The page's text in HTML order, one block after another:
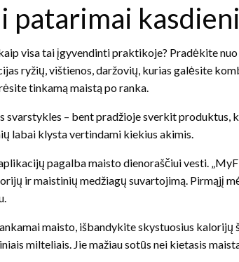
patarimai
visa tai įgyvendinti praktikoje? Pradėkite
ryžių, vištienos, daržovių, kurias galėsite
tinkamą maistą po ranka.
svarstykles – bent pradžioje sverkit produktus,
labai klysta vertindami kiekius akimis.
pagalba maisto dienoraščiui vesti.
ir maistinių medžiagų suvartojimą. Pirmąjį
maisto, išbandykite skystuosius kalorijų
milteliais. Jie mažiau sotūs nei kietasis